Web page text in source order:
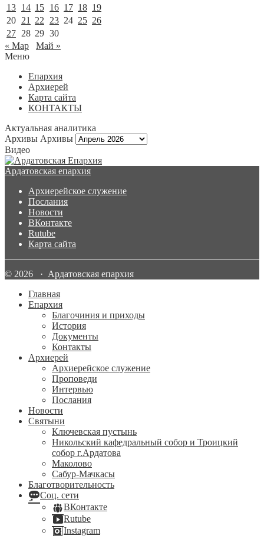
13 14 15 16 17 18 19
20 21 22 23 24 25 26
27 28 29 30
« Мар
Май »
Меню
Епархия
Архиерей
Карта сайта
КОНТАКТЫ
Актуальная аналитика
Архивы Архивы
Видео
Ардатовская епархия
Архиерейское служение
Послания
Новости
ВКонтакте
Rutube
Карта сайта
© 2026 · Ардатовская епархия
Главная
Епархия
Благочиния и приходы
История
Документы
Контакты
Архиерей
Архиерейское служение
Проповеди
Интервью
Послания
Новости
Святыни
Ключевская пустынь
Никольский кафедральный собор и Троицкий
собор г.Ардатова
Маколово
Сабур-Мачкасы
Благотворительность
Соц. сети
ВКонтакте
Rutube
Instagram